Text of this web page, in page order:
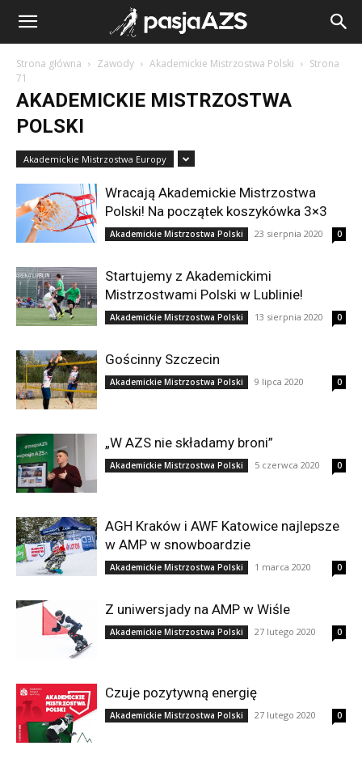
Strona główna Zawody Akademickie Mistrzostwa Polski
Strona
71
AKADEMICKIE MISTRZOSTWA
POLSKI
Akademickie Mistrzostwa Europy
Wracają Akademickie Mistrzostwa
Polski! Na początek koszykówka 3×3
Akademickie Mistrzostwa Polski 23 sierpnia 2020 0
Startujemy z Akademickimi
Mistrzostwami Polski w Lublinie!
Akademickie Mistrzostwa Polski 13 sierpnia 2020 0
Gościnny Szczecin
Akademickie Mistrzostwa Polski 9 lipca 2020 0
„W AZS nie składamy broni”
Akademickie Mistrzostwa Polski 5 czerwca 2020 0
AGH Kraków i AWF Katowice najlepsze
w AMP w snowboardzie
Akademickie Mistrzostwa Polski 1 marca 2020 0
Z uniwersjady na AMP w Wiśle
Akademickie Mistrzostwa Polski 27 lutego 2020 0
Czuje pozytywną energię
Akademickie Mistrzostwa Polski 27 lutego 2020 0